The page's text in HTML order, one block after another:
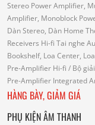
Stereo Power Amplifier,
Amplifier, Monoblock
Dàn Stereo, Dàn Home
Receivers Hi-fi Tai nghe
Bookshelf, Loa Center,
Pre-Amplifier Hi-fi / Bộ
Pre-Amplifier Integrated
HÀNG BÀY, GIẢM GIÁ
PHỤ KIỆN ÂM THANH